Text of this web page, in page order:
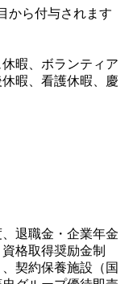
から付与されます
暇、ボランティア
暇、看護休暇、慶
退職金・企業年金
格取得奨励金制
契約保養施設（国